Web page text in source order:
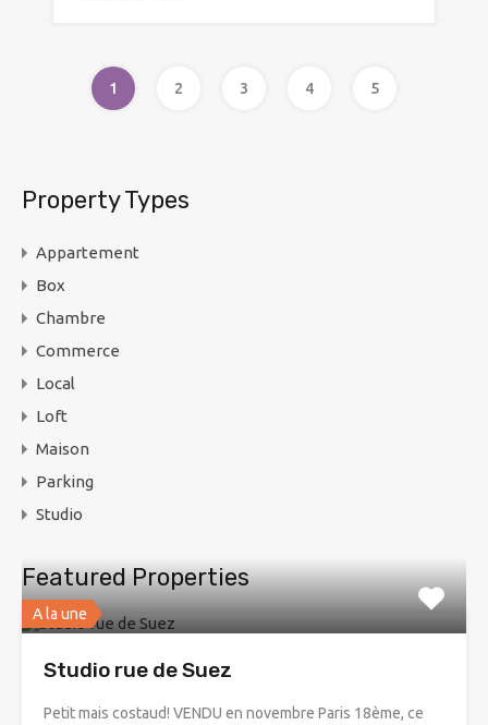
1 2 3 4 5
Property Types
Appartement
Box
Chambre
Commerce
Local
Loft
Maison
Parking
Studio
Featured Properties
A la une
Studio rue de Suez
Petit mais costaud! VENDU en novembre Paris 18ème, ce